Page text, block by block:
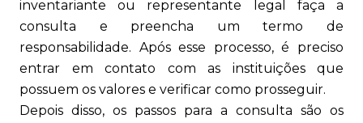
inventariante ou representante legal faça a
consulta e preencha um termo de
responsabilidade. Após esse processo, é preciso
entrar em contato com as instituições que
possuem os valores e verificar como prosseguir.
Depois disso, os passos para a consulta são os